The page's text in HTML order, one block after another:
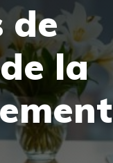
de
la